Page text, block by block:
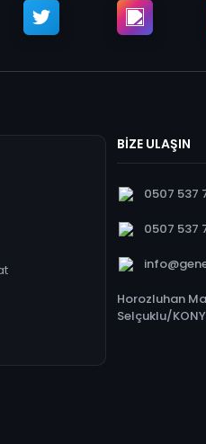
BİZE ULAŞIN
0507 537
0507 537
Horozluhan
Selçuklu/